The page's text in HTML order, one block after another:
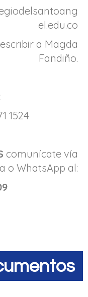
el.edu.co
escribir a Magda
Fandiño.
1524
comunícate vía
o WhatsApp al: